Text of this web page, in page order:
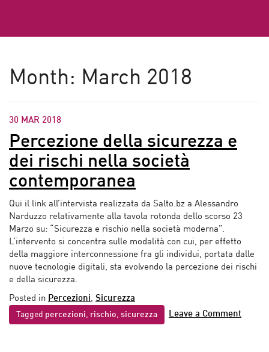
Month: March 2018
30 MAR 2018
Percezione della sicurezza e
dei rischi nella società
contemporanea
Qui il link all’intervista realizzata da Salto.bz a Alessandro
Narduzzo relativamente alla tavola rotonda dello scorso 23
Marzo su: “Sicurezza e rischio nella società moderna”.
L’intervento si concentra sulle modalità con cui, per effetto
della maggiore interconnessione fra gli individui, portata dalle
nuove tecnologie digitali, sta evolvendo la percezione dei rischi
e della sicurezza.
Posted in Percezioni, Sicurezza
Tagged percezioni rischio sicurezza Leave a Comment